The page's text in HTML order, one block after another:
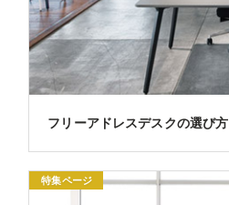
フリーアドレスデスクの選び方
特集ページ